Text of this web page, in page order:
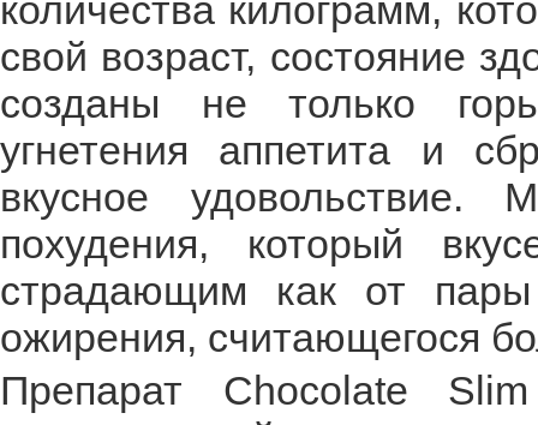
количества килограмм,
свой возраст, состояние
созданы не только
угнетения аппетита и
вкусное
похудения, который
страдающим как от
ожирения, считающегося
Препарат Chocolate